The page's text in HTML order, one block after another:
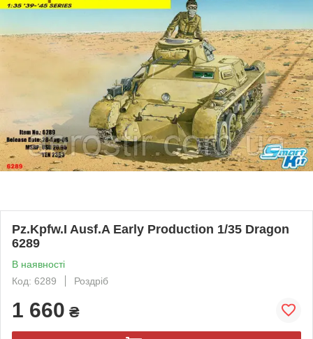
Pz.Kpfw.I Ausf.A Early Production 1/35 Dragon
6289
В наявності
Код: 6289
Роздріб
1 660 ₴